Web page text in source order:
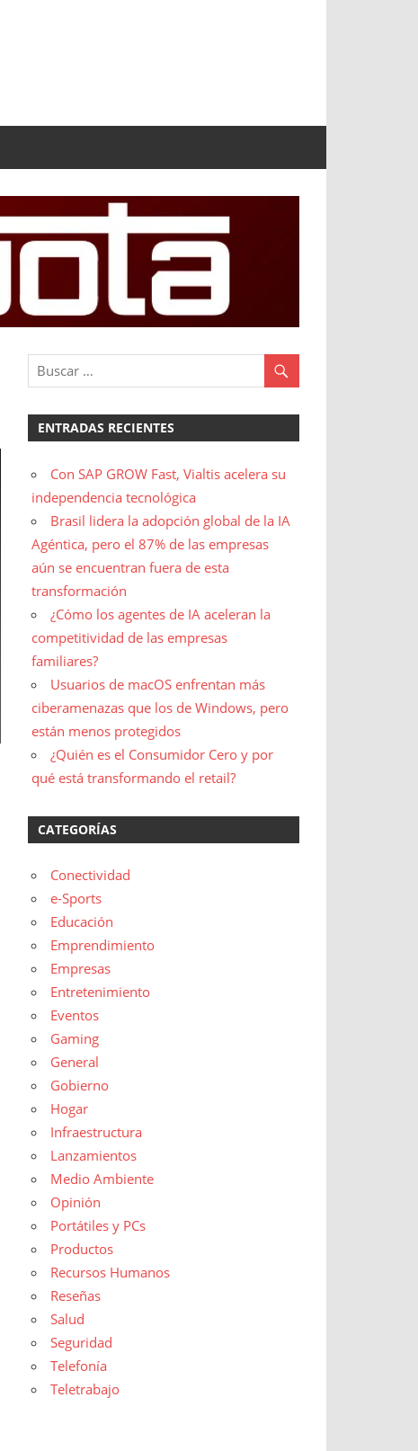
ENTRADAS RECIENTES
Con SAP GROW Fast, Vialtis acelera su
independencia tecnológica
Brasil lidera la adopción global de la IA
Agéntica, pero el 87% de las empresas
aún se encuentran fuera de esta
transformación
¿Cómo los agentes de IA aceleran la
competitividad de las empresas
familiares?
Usuarios de macOS enfrentan más
ciberamenazas que los de Windows, pero
están menos protegidos
¿Quién es el Consumidor Cero y por
qué está transformando el retail?
CATEGORÍAS
Conectividad
e-Sports
Educación
Emprendimiento
Empresas
Entretenimiento
Eventos
Gaming
General
Gobierno
Hogar
Infraestructura
Lanzamientos
Medio Ambiente
Opinión
Portátiles y PCs
Productos
Recursos Humanos
Reseñas
Salud
Seguridad
Telefonía
Teletrabajo